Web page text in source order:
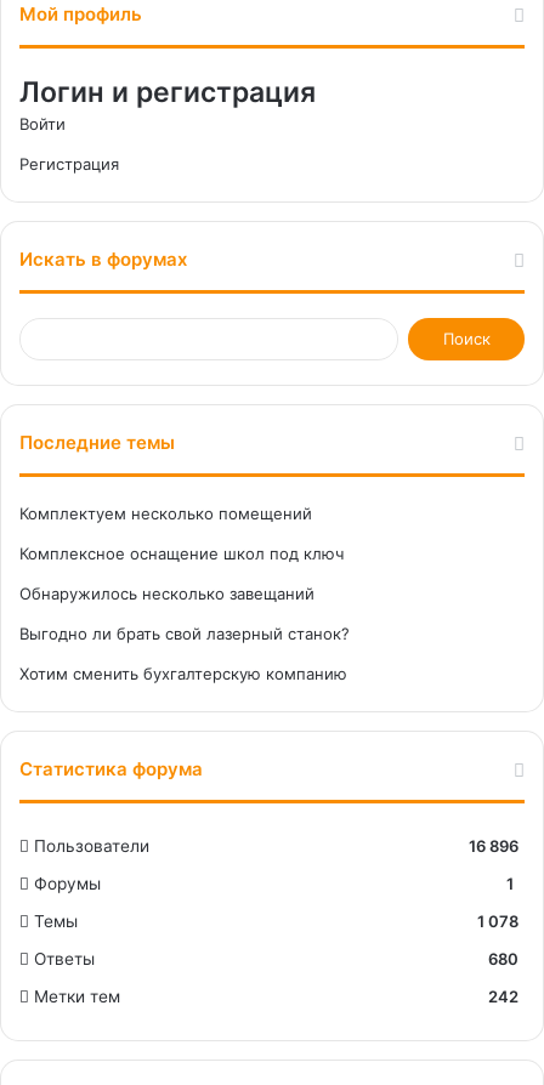
Мой профиль
Логин и регистрация
Войти
Регистрация
Искать в форумах
Последние темы
Комплектуем несколько помещений
Комплексное оснащение школ под ключ
Обнаружилось несколько завещаний
Выгодно ли брать свой лазерный станок?
Хотим сменить бухгалтерскую компанию
Статистика форума
Пользователи
16 896
Форумы
1
Темы
1 078
Ответы
680
Метки тем
242